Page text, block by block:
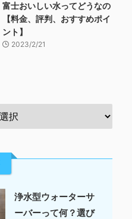
富士おいしい水ってどうなの
【料金、評判、おすすめポイ
ント】
2023/2/21
浄水型ウォーターサ
ーバーって何？選び